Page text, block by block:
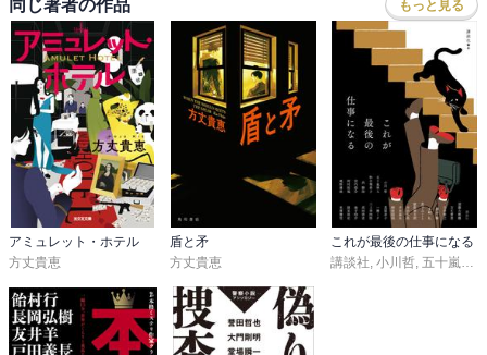
同じ著者の作品 もっと見る
アミュレット・ホテル
方丈貴恵
盾と矛
方丈貴恵
これが最後の仕事になる
講談社, 小川哲, 五十嵐律人